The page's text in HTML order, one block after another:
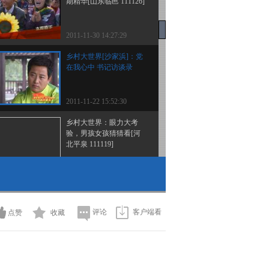
2011-11-30 14:27:29
乡村大世界[沙家浜]：党
在我心中 书记访谈录
2011-11-22 15:52:30
乡村大世界：眼力大考
验，男孩女孩猜猜看[河
北平泉 111119]
2011-11-22 15:34:38
点赞 收藏 评论 客户端看